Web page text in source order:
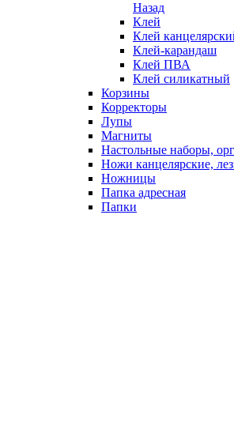
Назад
Клей
Клей
Клей-карандаш
Клей ПВА
Клей силикатный
Корзины
Корректоры
Лупы
Магниты
Настольные наборы,
Ножи канцелярские,
Ножницы
Папка адресная
Папки